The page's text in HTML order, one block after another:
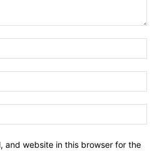
and website in this browser for the